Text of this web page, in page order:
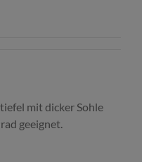
mit dicker Sohle
geeignet.